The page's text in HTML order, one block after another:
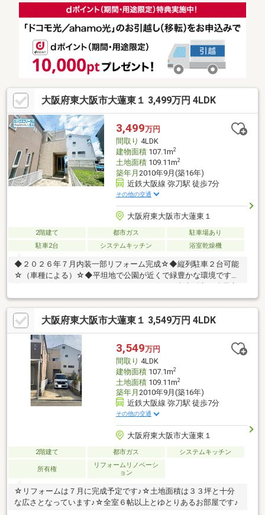
を解消し素敵な新生活をサポートさせて頂きます！物件情報以外
にも、住宅ローンのこと、建築・リフォームのこと、税金のこ
と、購入のタイミング・流れ等々、不動産の分からない事、わず
遅い時間や、水曜日（一般的な不動産屋の定休日）でも、事前に
ご予約頂けましたらご対応可能ですので、お気軽にお問い合わせ
下さい♪
大阪府東大阪市大蓮東１ 3,499万円 4LDK
3,499万円
間取り 4LDK
建物面積107.1m2
土地面積109.11m2
築年月 2010年9月(築16年)
近鉄大阪線 弥刀駅 徒歩7分
その他の交通
大阪府東大阪市大蓮東１
2階建て 都市ガス
駐車場あり
駐車2台
システムキッチン 浴室乾燥機
◆２０２６年７月内装一部リフォーム完成☆◆縦列駐車２台可能
☆（車種による）☆◆平坦地で公園が近くで緑豊かな環境です
☆――――＊――――＊――――＊――――＊――――■東大阪市・八尾市
全域の物件情報取り扱い可能！■ハウスフリーダムは【東証スタ
ンダード上場企業】です☆■物件多数揃えております！是非店頭
へお越し下さい♪■頭金０円のフルローンが可能です♪■お客様のラ
イフプランに沿った物件をご提案させて頂きます☆■不動産購入
や住宅ローンについてお気軽にお問合せ下さい♪■ご来店の際は、
店舗横に駐車スペース４台分ございます♪■東大阪市・八尾市の
【中古戸建】ならハウスフリーダム八尾店
大阪府東大阪市大蓮東１ 3,549万円 4LDK
3,549万円
間取り 4LDK
建物面積107.1m2
土地面積109.11m2
築年月 2010年9月(築16年)
近鉄大阪線 弥刀駅 徒歩7分
その他の交通
大阪府東大阪市大蓮東１
2階建て 都市ガス システムキッチン
所有権
リフォームリノベーシ
ョン
☆リフォームは７月に完成予定です♪☆土地面積は３３坪と十分
な広さとなっています♪☆全室６帖以上とゆとりあるお部屋です♪